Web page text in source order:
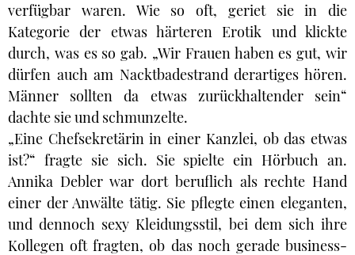
verfügbar waren. Wie so oft, geriet sie in die
Kategorie der etwas härteren Erotik und klickte
durch, was es so gab. „Wir Frauen haben es gut, wir
dürfen auch am Nacktbadestrand derartiges hören.
Männer sollten da etwas zurückhaltender sein“
dachte sie und schmunzelte.
„Eine Chefsekretärin in einer Kanzlei, ob das etwas
ist?“ fragte sie sich. Sie spielte ein Hörbuch an.
Annika Debler war dort beruflich als rechte Hand
einer der Anwälte tätig. Sie pflegte einen eleganten,
und dennoch sexy Kleidungsstil, bei dem sich ihre
Kollegen oft fragten, ob das noch gerade business-